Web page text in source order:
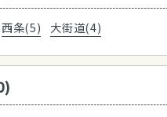
西条(5) 大街道(4)